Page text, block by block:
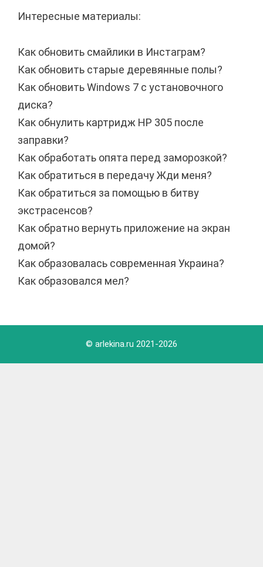
Интересные материалы:
Как обновить смайлики в Инстаграм?
Как обновить старые деревянные полы?
Как обновить Windows 7 с установочного
диска?
Как обнулить картридж HP 305 после
заправки?
Как обработать опята перед заморозкой?
Как обратиться в передачу Жди меня?
Как обратиться за помощью в битву
экстрасенсов?
Как обратно вернуть приложение на экран
домой?
Как образовалась современная Украина?
Как образовался мел?
© arlekina.ru 2021-2026